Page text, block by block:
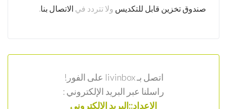
صندوق تخزين قابل للتكديس ولا تتردد في الاتصال بنا.
اتصل بـ livinbox على الفور!
راسلنا عبر البريد الإلكتروني :
الإعداد::البريد الإلكتروني